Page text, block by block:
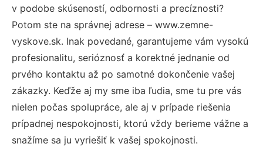
v podobe skúseností, odbornosti a precíznosti?
Potom ste na správnej adrese – www.zemne-
vyskove.sk. Inak povedané, garantujeme vám vysokú
profesionalitu, serióznosť a korektné jednanie od
prvého kontaktu až po samotné dokončenie vašej
zákazky. Keďže aj my sme iba ľudia, sme tu pre vás
nielen počas spolupráce, ale aj v prípade riešenia
prípadnej nespokojnosti, ktorú vždy berieme vážne a
snažíme sa ju vyriešiť k vašej spokojnosti.